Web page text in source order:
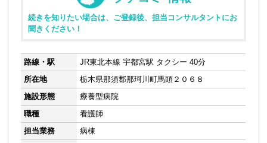
続きを知りたい場合は、ご登録後、担当コンサルタントにお
聞きください！
路線・駅
JR東北本線 宇都宮駅 タクシー 40分
所在地
栃木県那須郡那珂川町馬頭２０６８
施設形態
療養型病院
職種
看護師
担当業務
病棟